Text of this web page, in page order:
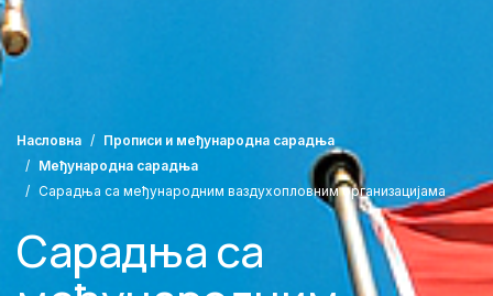
Насловна
Прописи и међународна сарадња
Међународна сарадња
Сарадња са међународним ваздухопловним организацијама
Сарадња са